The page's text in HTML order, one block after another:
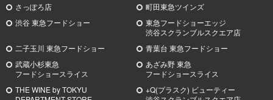
さっぽろ店
町田東急ツインズ
渋谷 東急フードショー
東急フードショーエッジ
渋谷スクランブルスクエア店
二子玉川 東急フードショー
青葉台 東急フードショー
武蔵小杉東急
フードショースライス
あざみ野東急
フードショースライス
THE WINE by TOKYU
+Q(プラスク) ビューティー